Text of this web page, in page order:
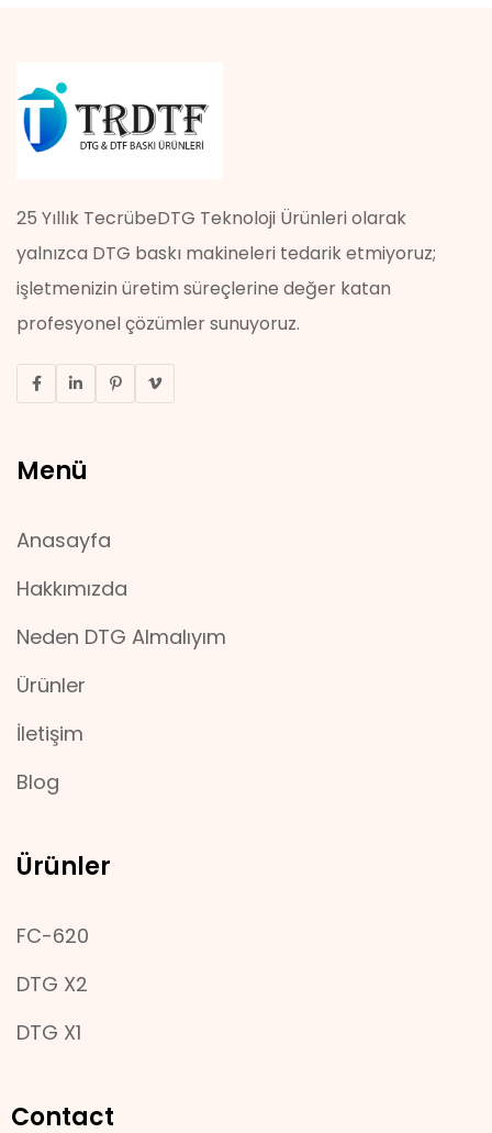
25 Yıllık TecrübeDTG Teknoloji Ürünleri olarak
yalnızca DTG baskı makineleri tedarik etmiyoruz;
işletmenizin üretim süreçlerine değer katan
profesyonel çözümler sunuyoruz.
Menü
Anasayfa
Hakkımızda
Neden DTG Almalıyım
Ürünler
İletişim
Blog
Ürünler
FC-620
DTG X2
DTG X1
Contact